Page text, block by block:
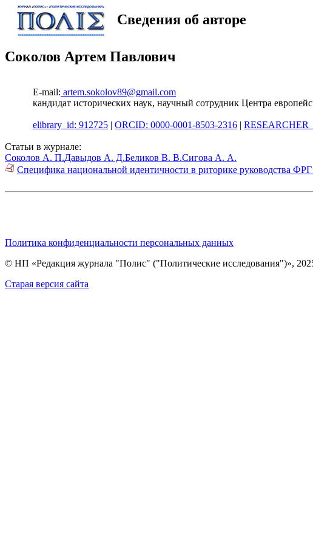
Сведения об авторе
Соколов Артем Павлович
E-mail: artem.sokolov89@gmail.com
кандидат исторических наук, научный сотрудник Центра
elibrary_id: 912725 | ORCID: 0000-0001-8503-2316 |
Статьи в журнале:
Соколов А. П.Давыдов А. Д.Беликов В. В.Сигова А. А.
Специфика национальной идентичности в риторике руководства
Политика конфиденциальности персональных данных
© НП «Редакция журнала "Полис" ("Политические исследования")»,
Cтарая версия сайта